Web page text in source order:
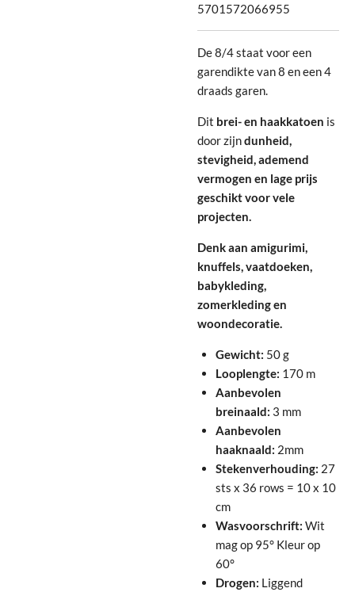
5701572066955
De 8/4 staat voor een
garendikte van 8 en een 4
draads garen.
Dit brei- en haakkatoen is
door zijndunheid,
stevigheid, ademend
vermogen en lage prijs
geschikt voor vele
projecten.
Denk aan amigurimi,
knuffels, vaatdoeken,
babykleding,
zomerkleding en
woondecoratie.
Gewicht: 50 g
Looplengte: 170 m
Aanbevolen
breinaald: 3 mm
Aanbevolen
haaknaald: 2mm
Stekenverhouding: 27
sts x 36 rows = 10 x 10
cm
Wasvoorschrift: Wit
mag op 95° Kleur op
60°
Drogen: Liggend